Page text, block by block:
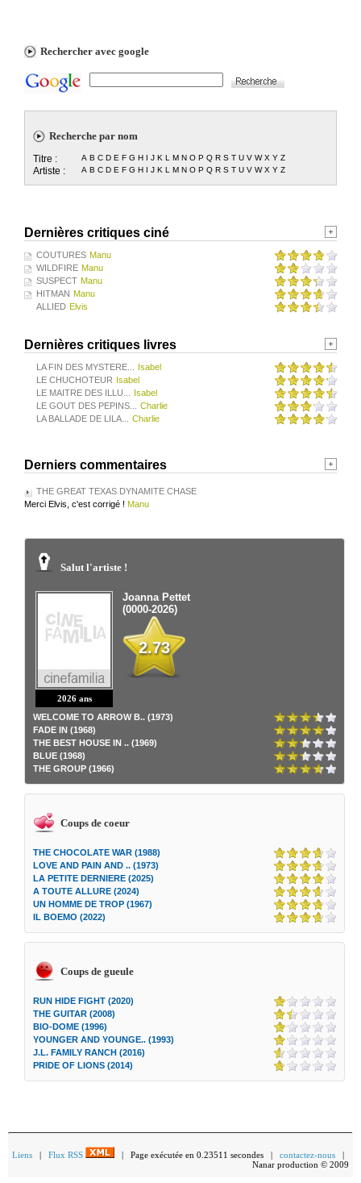
Rechercher avec google
Recherche par nom
Titre : A B C D E F G H I J K L M N O P Q R S T U V W X Y Z
Artiste : A B C D E F G H I J K L M N O P Q R S T U V W X Y Z
Dernières critiques ciné
COUTURES Manu
WILDFIRE Manu
SUSPECT Manu
HITMAN Manu
ALLIED Elvis
Dernières critiques livres
LA FIN DES MYSTERE...
Isabel
LE CHUCHOTEUR Isabel
LE MAITRE DES ILLU...
Isabel
LE GOUT DES PEPINS...
Charlie
LA BALLADE DE LILA...
Charlie
Derniers commentaires
THE GREAT TEXAS DYNAMITE CHASE
Merci Elvis, c'est corrigé ! Manu
Salut l'artiste !
2026 ans
Joanna Pettet
(0000-2026)
2.73
WELCOME TO ARROW B.. (1973)
FADE IN (1968)
THE BEST HOUSE IN .. (1969)
BLUE (1968)
THE GROUP (1966)
Coups de coeur
THE CHOCOLATE WAR (1988)
LOVE AND PAIN AND .. (1973)
LA PETITE DERNIERE (2025)
A TOUTE ALLURE (2024)
UN HOMME DE TROP (1967)
IL BOEMO (2022)
Coups de gueule
RUN HIDE FIGHT (2020)
THE GUITAR (2008)
BIO-DOME (1996)
YOUNGER AND YOUNGE.. (1993)
J.L. FAMILY RANCH (2016)
PRIDE OF LIONS (2014)
Liens | Flux RSS | Page exécutée en 0.23511 secondes | contactez-nous |
Nanar production © 2009